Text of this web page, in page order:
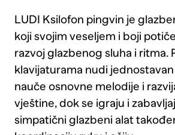
LUDI Ksilofon pingvin je
koji svojim veseljem i boji
razvoj glazbenog sluha i ritma.
klavijaturama nudi
nauče osnovne melodije i
vještine, dok se igraju i
simpatični glazbeni alat